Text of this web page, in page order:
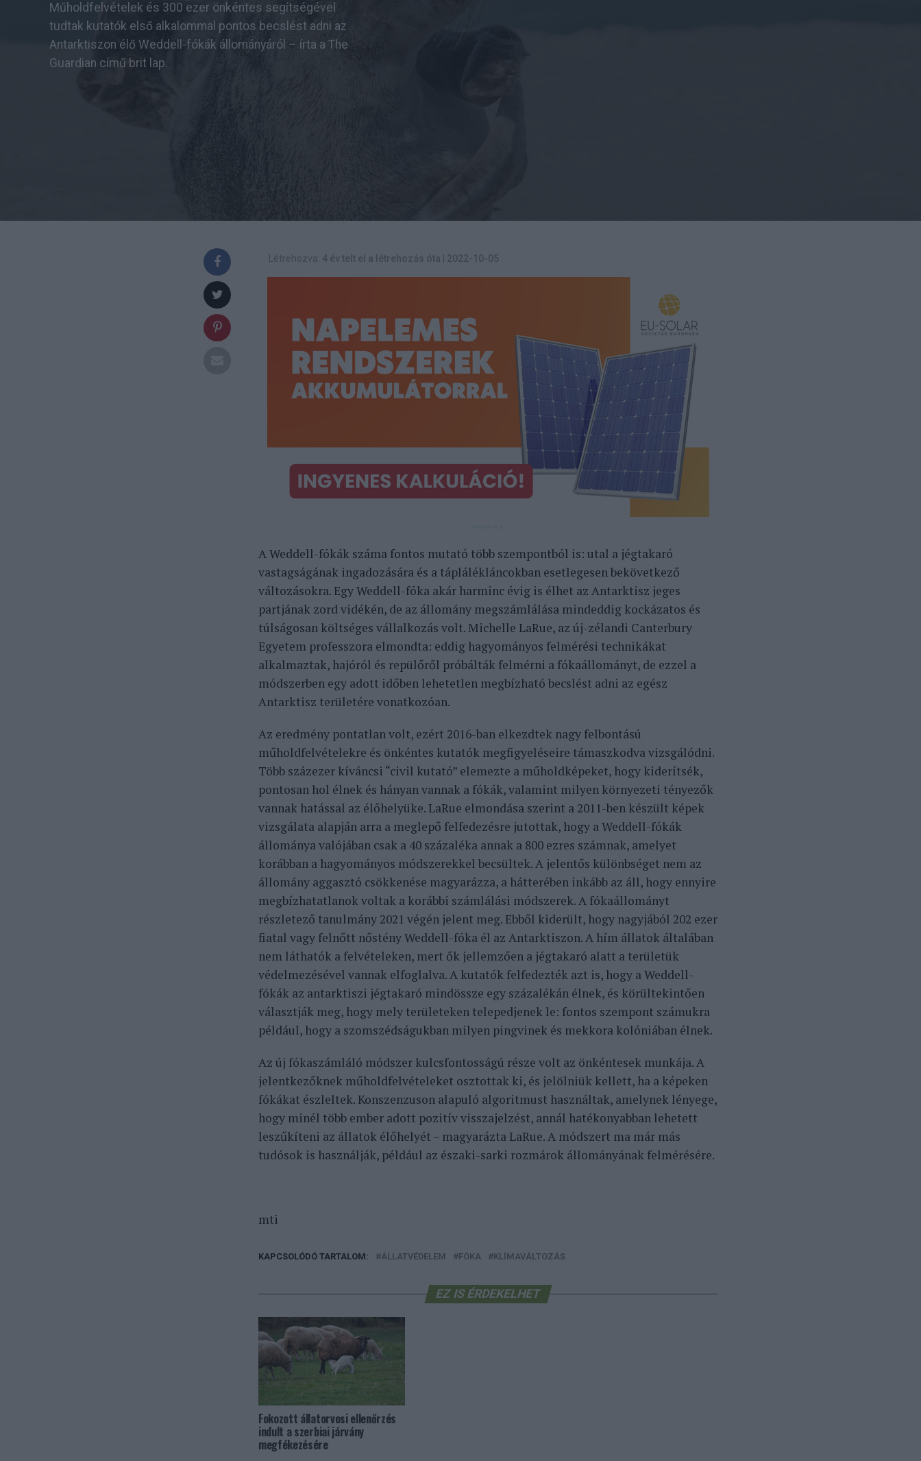
Műholdfelvételek és 300 ezer önkéntes segítségével
tudtak kutatók első alkalommal pontos becslést adni az
Antarktiszon élő Weddell-fókák állományáról – írta a The
Guardian című brit lap.
Létrehozva: 4 év telt el a létrehozás óta 2022-10-05
A Weddell-fókák száma fontos mutató több szempontból is: utal a jégtakaró
vastagságának ingadozására és a táplálékláncokban esetlegesen bekövetkező
változásokra. Egy Weddell-fóka akár harminc évig is élhet az Antarktisz jeges
partjának zord vidékén, de az állomány megszámlálása mindeddig kockázatos és
túlságosan költséges vállalkozás volt. Michelle LaRue, az új-zélandi Canterbury
Egyetem professzora elmondta: eddig hagyományos felmérési technikákat
alkalmaztak, hajóról és repülőről próbálták felmérni a fókaállományt, de ezzel a
módszerben egy adott időben lehetetlen megbízható becslést adni az egész
Antarktisz területére vonatkozóan.
Az eredmény pontatlan volt, ezért 2016-ban elkezdtek nagy felbontású
műholdfelvételekre és önkéntes kutatók megfigyeléseire támaszkodva vizsgálódni.
Több százezer kíváncsi “civil kutató” elemezte a műholdképeket, hogy kiderítsék,
pontosan hol élnek és hányan vannak a fókák, valamint milyen környezeti tényezők
vannak hatással az élőhelyüke. LaRue elmondása szerint a 2011-ben készült képek
vizsgálata alapján arra a meglepő felfedezésre jutottak, hogy a Weddell-fókák
állománya valójában csak a 40 százaléka annak a 800 ezres számnak, amelyet
korábban a hagyományos módszerekkel becsültek. A jelentős különbséget nem az
állomány aggasztó csökkenése magyarázza, a hátterében inkább az áll, hogy ennyire
megbízhatatlanok voltak a korábbi számlálási módszerek. A fókaállományt
részletező tanulmány 2021 végén jelent meg. Ebből kiderült, hogy nagyjából 202 ezer
fiatal vagy felnőtt nőstény Weddell-fóka él az Antarktiszon. A hím állatok általában
nem láthatók a felvételeken, mert ők jellemzően a jégtakaró alatt a területük
védelmezésével vannak elfoglalva. A kutatók felfedezték azt is, hogy a Weddell-
fókák az antarktiszi jégtakaró mindössze egy százalékán élnek, és körültekintően
választják meg, hogy mely területeken telepedjenek le: fontos szempont számukra
például, hogy a szomszédságukban milyen pingvinek és mekkora kolóniában élnek.
Az új fókaszámláló módszer kulcsfontosságú része volt az önkéntesek munkája. A
jelentkezőknek műholdfelvételeket osztottak ki, és jelölniük kellett, ha a képeken
fókákat észleltek. Konszenzuson alapuló algoritmust használtak, amelynek lényege,
hogy minél több ember adott pozitív visszajelzést, annál hatékonyabban lehetett
leszűkíteni az állatok élőhelyét – magyarázta LaRue. A módszert ma már más
tudósok is használják, például az északi-sarki rozmárok állományának felmérésére.
mti
KAPCSOLÓDÓ TARTALOM: ÁLLATVÉDELEM FÓKA KLÍMAVÁLTOZÁS
EZ IS ÉRDEKELHET
Fokozott állatorvosi ellenőrzés
indult a szerbiai járvány
megfékezésére